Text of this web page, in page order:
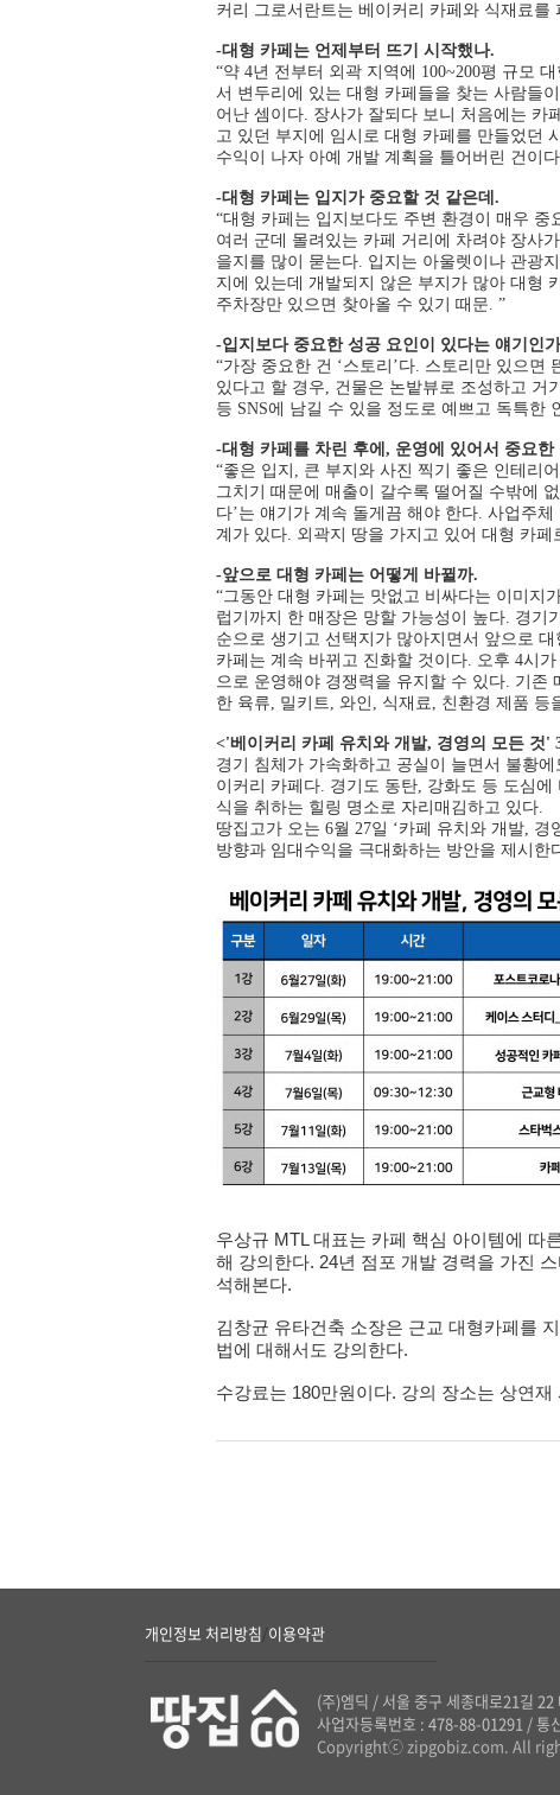
커리 그로서란트는 베이커리 카페와 식재료를
-대형 카페는 언제부터 뜨기 시작했나.
“약 4년 전부터 외곽 지역에 100~200평 규모
서 변두리에 있는 대형 카페들을 찾는 사람들
어난 셈이다. 장사가 잘되다 보니 처음에는 카
고 있던 부지에 임시로 대형 카페를 만들었던
수익이 나자 아예 개발 계획을 틀어버린 건이
-대형 카페는 입지가 중요할 것 같은데.
“대형 카페는 입지보다도 주변 환경이 매우
여러 군데 몰려있는 카페 거리에 차려야 장사
을지를 많이 묻는다. 입지는 아울렛이나 관광
지에 있는데 개발되지 않은 부지가 많아 대형
주차장만 있으면 찾아올 수 있기 때문. ”
-입지보다 중요한 성공 요인이 있다는 얘기인
“가장 중요한 건 ‘스토리’다. 스토리만 있으
있다고 할 경우, 건물은 논밭뷰로 조성하고 거
등 SNS에 남길 수 있을 정도로 예쁘고 독특한
-대형 카페를 차린 후에, 운영에 있어서 중요한
“좋은 입지, 큰 부지와 사진 찍기 좋은 인테리
그치기 때문에 매출이 갈수록 떨어질 수밖에
다’는 얘기가 계속 돌게끔 해야 한다. 사업주
계가 있다. 외곽지 땅을 가지고 있어 대형 카
-앞으로 대형 카페는 어떻게 바뀔까.
“그동안 대형 카페는 맛없고 비싸다는 이미지
럽기까지 한 매장은 망할 가능성이 높다. 경기
순으로 생기고 선택지가 많아지면서 앞으로
카페는 계속 바뀌고 진화할 것이다. 오후 4시
으로 운영해야 경쟁력을 유지할 수 있다. 기존
한 육류, 밀키트, 와인, 식재료, 친환경 제품 등
<'베이커리 카페 유치와 개발, 경영의 모든 것'
경기 침체가 가속화하고 공실이 늘면서 불황
이커리 카페다. 경기도 동탄, 강화도 등 도심
식을 취하는 힐링 명소로 자리매김하고 있다.
땅집고가 오는 6월 27일 ‘카페 유치와 개발,
방향과 임대수익을 극대화하는 방안을 제시한
우상규 MTL 대표는 카페 핵심 아이템에 따
해 강의한다. 24년 점포 개발 경력을 가진
석해본다.
김창균 유타건축 소장은 근교 대형카페를
법에 대해서도 강의한다.
수강료는 180만원이다. 강의 장소는 상연
(주)엠딕 / 서울 중구 세종대로21길 22
사업자등록번호 : 478-88-01291 /통
Copyrightⓒ zipgobiz.com. All
개인정보 처리방침/이용약관